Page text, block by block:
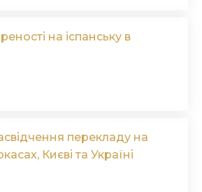
на іспанську в
перекладу на
Києві та Україні